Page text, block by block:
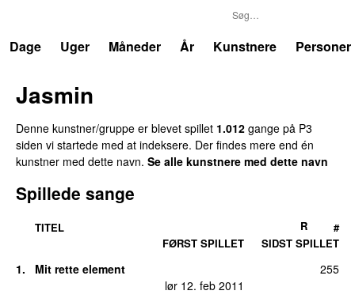
Dage
Uger Måneder År Kunstnere Personer
Jasmin
Denne kunstner/gruppe er blevet spillet 1.012 gange på P3
siden vi startede med at indeksere. Der findes mere end én
kunstner med dette navn. Se alle kunstnere med dette navn
Spillede sange
TITEL
FØRST SPILLET
SIDST SPILLET
R #
1.
Mit rette element
lør 12. feb 2011
255